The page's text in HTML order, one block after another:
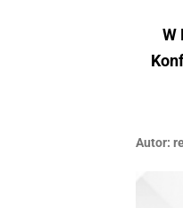
W
Autor: